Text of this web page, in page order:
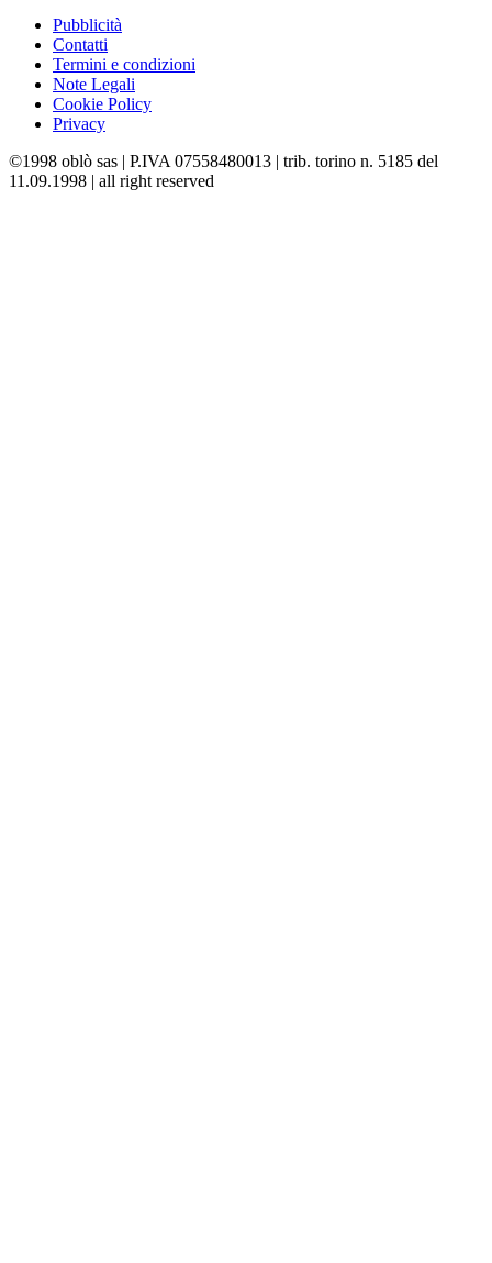
Pubblicità
Contatti
Termini e condizioni
Note Legali
Cookie Policy
Privacy
©1998 oblò sas | P.IVA 07558480013 | trib. torino n. 5185 del
11.09.1998 | all right reserved